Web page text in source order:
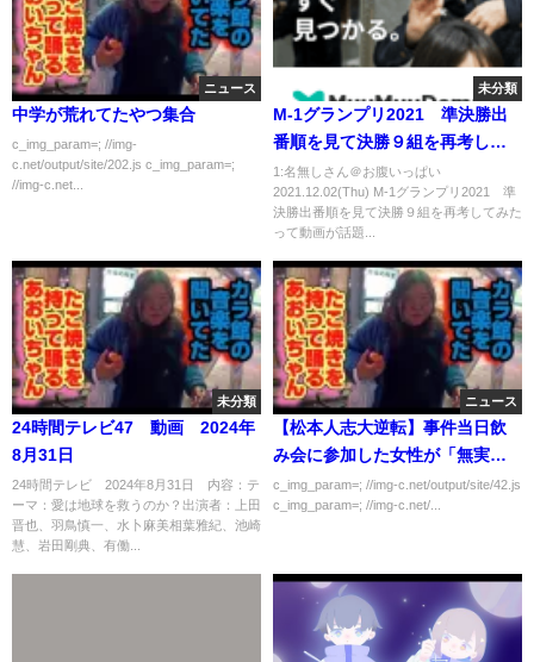
ニュース
中学が荒れてたやつ集合
c_img_param=; //img-
c.net/output/site/202.js c_img_param=;
//img-c.net...
未分類
M-1グランプリ2021 準決勝出
番順を見て決勝９組を再考して
みた
1:名無しさん＠お腹いっぱい
2021.12.02(Thu) M-1グランプリ2021 準
決勝出番順を見て決勝９組を再考してみた
って動画が話題...
未分類
24時間テレビ47 動画 2024年
8月31日
24時間テレビ 2024年8月31日 内容：テ
ーマ：愛は地球を救うのか？出演者：上田
晋也、羽鳥慎一、水卜麻美相葉雅紀、池崎
慧、岩田剛典、有働...
ニュース
【松本人志大逆転】事件当日飲
み会に参加した女性が「無実」
を証言
c_img_param=; //img-c.net/output/site/42.js
c_img_param=; //img-c.net/...